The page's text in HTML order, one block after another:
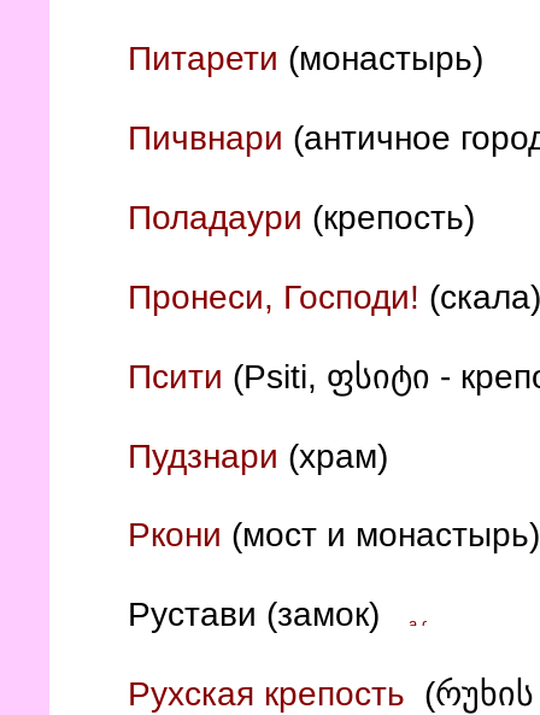
Питарети (монастырь)
Пичвнари (античное
Поладаури (крепость)
Пронеси, Господи! (скала)
Псити (Psiti, ფსიტი -
Пудзнари (храм)
Ркони (мост и
Рустави (замок)
Рухская крепость (რუხის